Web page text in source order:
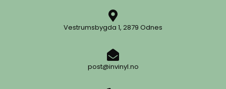
Vestrumsbygda 1, 2879 Odnes
post@invinyl.no